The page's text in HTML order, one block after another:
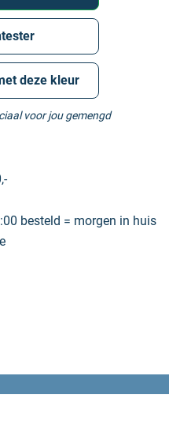
deze kleur
voor jou gemengd
besteld = morgen in huis